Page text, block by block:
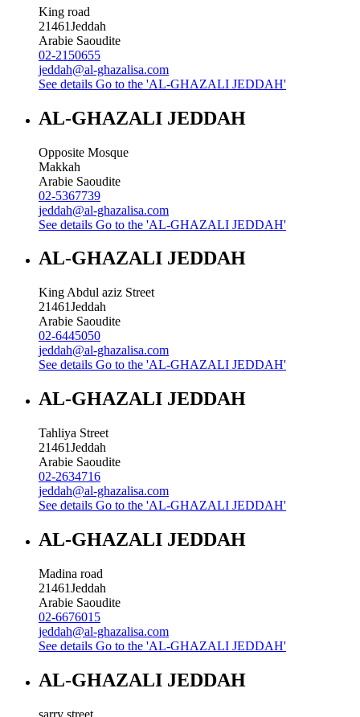
King road
21461Jeddah
Arabie Saoudite
02-2150655
jeddah@al-ghazalisa.com
See details Go to the 'AL-GHAZALI JEDDAH'
AL-GHAZALI JEDDAH
Opposite Mosque
Makkah
Arabie Saoudite
02-5367739
jeddah@al-ghazalisa.com
See details Go to the 'AL-GHAZALI JEDDAH'
AL-GHAZALI JEDDAH
King Abdul aziz Street
21461Jeddah
Arabie Saoudite
02-6445050
jeddah@al-ghazalisa.com
See details Go to the 'AL-GHAZALI JEDDAH'
AL-GHAZALI JEDDAH
Tahliya Street
21461Jeddah
Arabie Saoudite
02-2634716
jeddah@al-ghazalisa.com
See details Go to the 'AL-GHAZALI JEDDAH'
AL-GHAZALI JEDDAH
Madina road
21461Jeddah
Arabie Saoudite
02-6676015
jeddah@al-ghazalisa.com
See details Go to the 'AL-GHAZALI JEDDAH'
AL-GHAZALI JEDDAH
sarry street